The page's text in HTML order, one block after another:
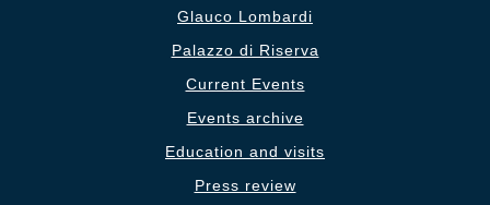
Glauco Lombardi
Palazzo di Riserva
Current Events
Events archive
Education and visits
Press review